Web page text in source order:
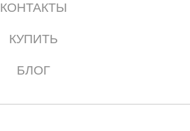
КОНТАКТЫ
КУПИТЬ
БЛОГ